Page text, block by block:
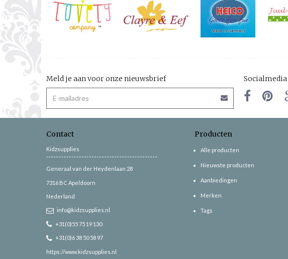
Meld je aan voor onze nieuwsbrief Socialmedia
Contact
Kidzsupplies
Generaal van der Heydenlaan 28
7316 BC Apeldoorn
Nederland
info@kidzsupplies.nl
+31(0)55 75 19 130
+31(0)6 38 50 58 97
https://www.kidzsupplies.nl
Producten
Alle producten
Nieuwste producten
Aanbiedingen
Merken
Tags